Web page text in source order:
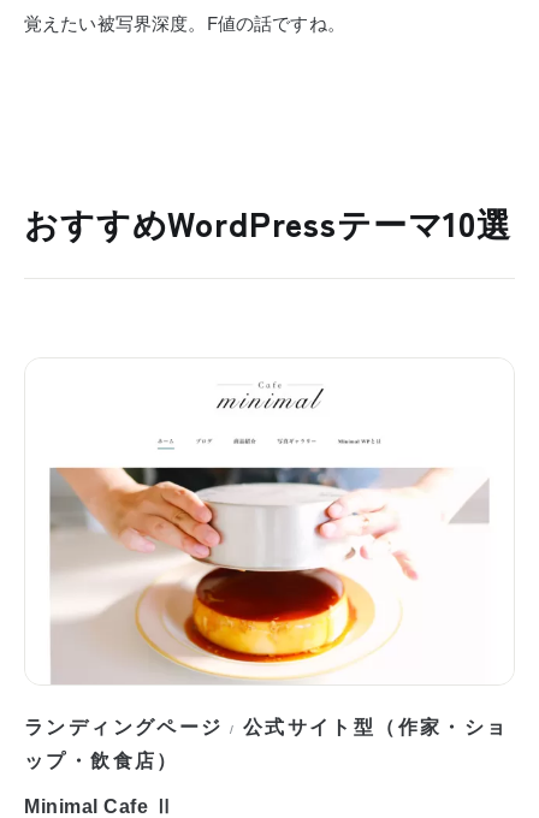
覚えたい被写界深度。F値の話ですね。
おすすめWordPressテーマ10選
ランディングページ / 公式サイト型（作家・ショ
ップ・飲食店）
Minimal Cafe Ⅱ